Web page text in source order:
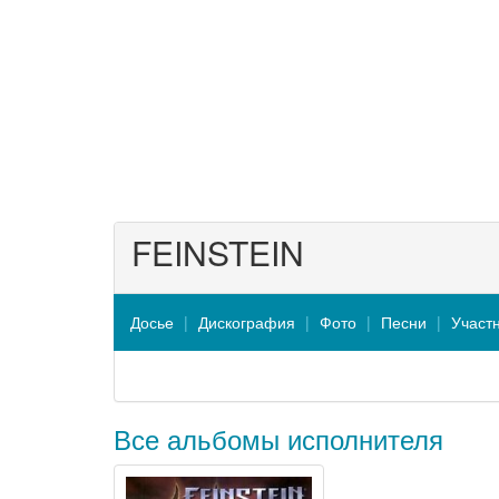
FEINSTEIN
Досье Дискография Фото Песни
Все альбомы исполнителя